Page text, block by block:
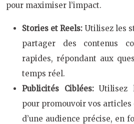
pour maximiser l’impact.
Stories et Reels: Utilisez les
partager des contenus
rapides, répondant aux
temps réel.
Publicités Ciblées:Utilisez
pour promouvoir vos articles
d’une audience précise, en